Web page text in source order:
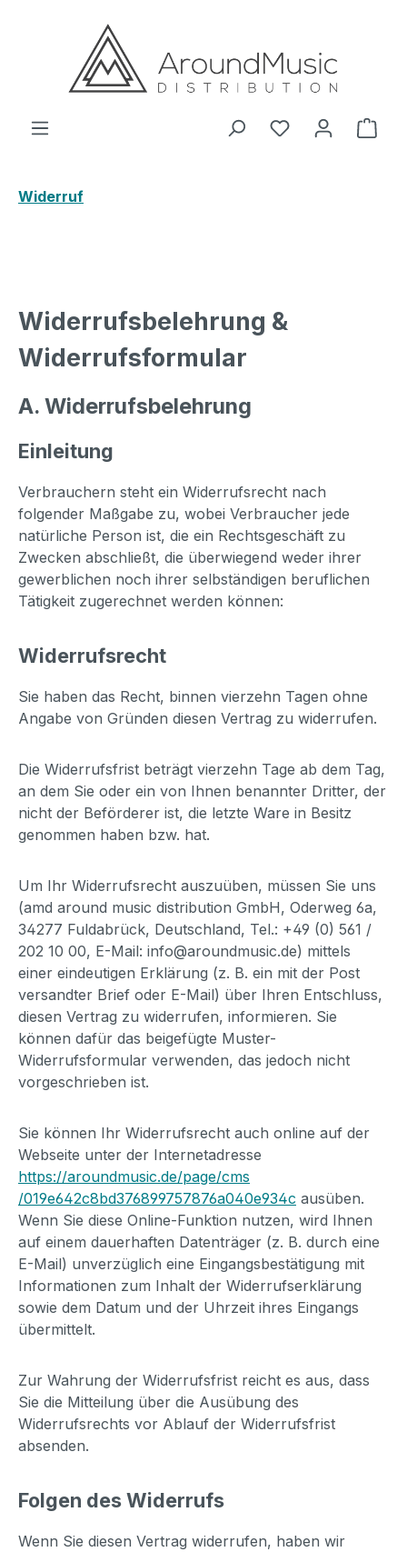
Zum Hauptinhalt springen
Widerruf
Widerrufsbelehrung &
Widerrufsformular
A. Widerrufsbelehrung
Einleitung
Verbrauchern steht ein Widerrufsrecht nach
folgender Maßgabe zu, wobei Verbraucher jede
natürliche Person ist, die ein Rechtsgeschäft zu
Zwecken abschließt, die überwiegend weder ihrer
gewerblichen noch ihrer selbständigen beruflichen
Tätigkeit zugerechnet werden können:
Widerrufsrecht
Sie haben das Recht, binnen vierzehn Tagen ohne
Angabe von Gründen diesen Vertrag zu widerrufen.
Die Widerrufsfrist beträgt vierzehn Tage ab dem Tag,
an dem Sie oder ein von Ihnen benannter Dritter, der
nicht der Beförderer ist, die letzte Ware in Besitz
genommen haben bzw. hat.
Um Ihr Widerrufsrecht auszuüben, müssen Sie uns
(amd around music distribution GmbH, Oderweg 6a,
34277 Fuldabrück, Deutschland, Tel.: +49 (0) 561 /
202 10 00, E-Mail: info@aroundmusic.de) mittels
einer eindeutigen Erklärung (z. B. ein mit der Post
versandter Brief oder E-Mail) über Ihren Entschluss,
diesen Vertrag zu widerrufen, informieren. Sie
können dafür das beigefügte Muster-
Widerrufsformular verwenden, das jedoch nicht
vorgeschrieben ist.
Sie können Ihr Widerrufsrecht auch online auf der
Webseite unter der Internetadresse
https://aroundmusic.de/page/cms
/019e642c8bd376899757876a040e934c ausüben.
Wenn Sie diese Online-Funktion nutzen, wird Ihnen
auf einem dauerhaften Datenträger (z. B. durch eine
E-Mail) unverzüglich eine Eingangsbestätigung mit
Informationen zum Inhalt der Widerrufserklärung
sowie dem Datum und der Uhrzeit ihres Eingangs
übermittelt.
Zur Wahrung der Widerrufsfrist reicht es aus, dass
Sie die Mitteilung über die Ausübung des
Widerrufsrechts vor Ablauf der Widerrufsfrist
absenden.
Folgen des Widerrufs
Wenn Sie diesen Vertrag widerrufen, haben wir